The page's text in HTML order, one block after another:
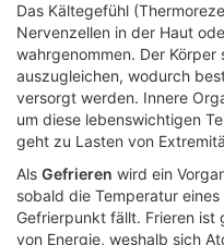
Das Kältegefühl
Nervenzellen in der Haut
wahrgenommen. Der
auszugleichen, wodurch
versorgt werden. Innere
um diese lebenswichtigen
geht zu Lasten von
Als Gefrieren wird ein
sobald die Temperatur
Gefrierpunkt fällt. Frieren ist
von Energie, weshalb sich